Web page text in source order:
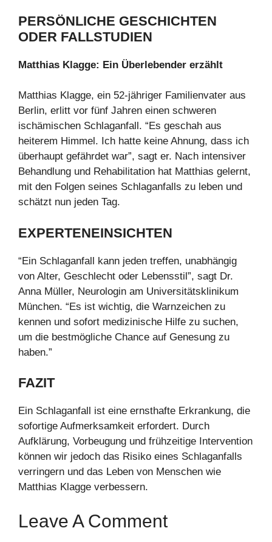
PERSÖNLICHE GESCHICHTEN
ODER FALLSTUDIEN
Matthias Klagge: Ein Überlebender erzählt
Matthias Klagge, ein 52-jähriger Familienvater aus
Berlin, erlitt vor fünf Jahren einen schweren
ischämischen Schlaganfall. “Es geschah aus
heiterem Himmel. Ich hatte keine Ahnung, dass ich
überhaupt gefährdet war”, sagt er. Nach intensiver
Behandlung und Rehabilitation hat Matthias gelernt,
mit den Folgen seines Schlaganfalls zu leben und
schätzt nun jeden Tag.
EXPERTENEINSICHTEN
“Ein Schlaganfall kann jeden treffen, unabhängig
von Alter, Geschlecht oder Lebensstil”, sagt Dr.
Anna Müller, Neurologin am Universitätsklinikum
München. “Es ist wichtig, die Warnzeichen zu
kennen und sofort medizinische Hilfe zu suchen,
um die bestmögliche Chance auf Genesung zu
haben.”
FAZIT
Ein Schlaganfall ist eine ernsthafte Erkrankung, die
sofortige Aufmerksamkeit erfordert. Durch
Aufklärung, Vorbeugung und frühzeitige Intervention
können wir jedoch das Risiko eines Schlaganfalls
verringern und das Leben von Menschen wie
Matthias Klagge verbessern.
Leave A Comment